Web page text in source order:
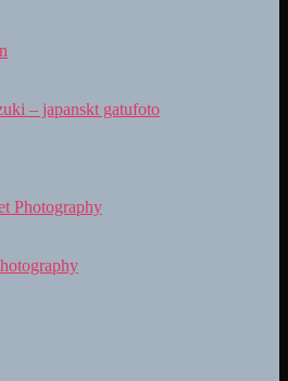
– japanskt gatufoto
Photography